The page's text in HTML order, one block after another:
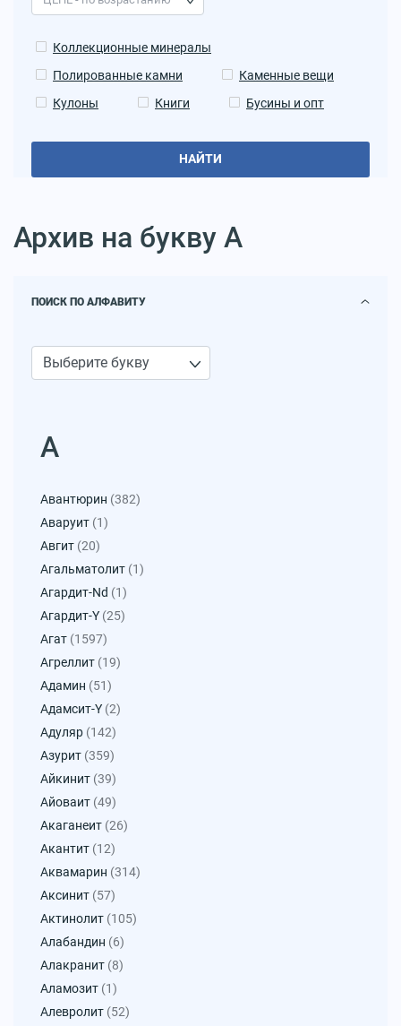
Коллекционные минералы
Полированные камни
Каменные вещи
Кулоны
Книги Бусины и опт
НАЙТИ
Архив на букву А
ПОИСК ПО АЛФАВИТУ
А
Авантюрин (382)
Аваруит (1)
Авгит (20)
Агальматолит (1)
Агардит-Nd (1)
Агардит-Y (25)
Агат (1597)
Агреллит (19)
Адамин (51)
Адамсит-Y (2)
Адуляр (142)
Азурит (359)
Айкинит (39)
Айоваит (49)
Акаганеит (26)
Акантит (12)
Аквамарин (314)
Аксинит (57)
Актинолит (105)
Алабандин (6)
Алакранит (8)
Аламозит (1)
Алевролит (52)